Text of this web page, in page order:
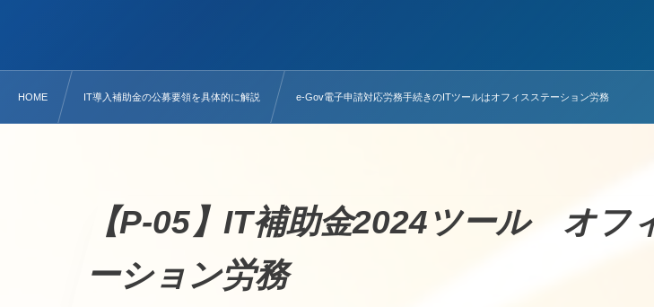
HOME IT導入補助金の公募要領を具体的に解説 e-Gov電子申請対応労務手続きのITツールはオフィスステーション労務
【P-05】IT補助金2024ツール オフ
ーション労務